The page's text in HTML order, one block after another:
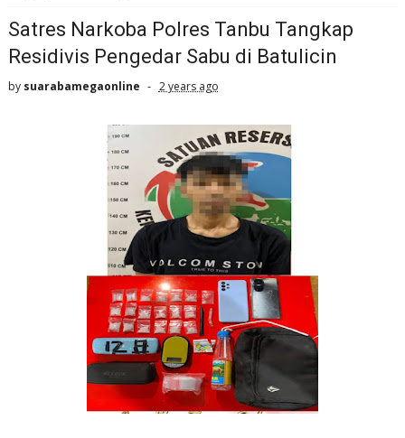
Satres Narkoba Polres Tanbu Tangkap
Residivis Pengedar Sabu di Batulicin
by suarabamegaonline 2 years ago